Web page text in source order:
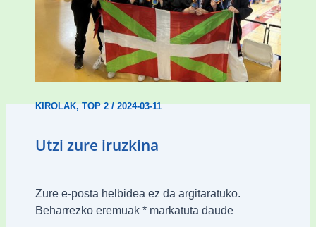
Wadokan garaile Espainiako txapelketan
14 dominarekin
KIROLAK,TOP 2/2024-03-11
Utzi zure iruzkina
Zure e-posta helbidea ez da argitaratuko.
Beharrezko eremuak *markatuta daude